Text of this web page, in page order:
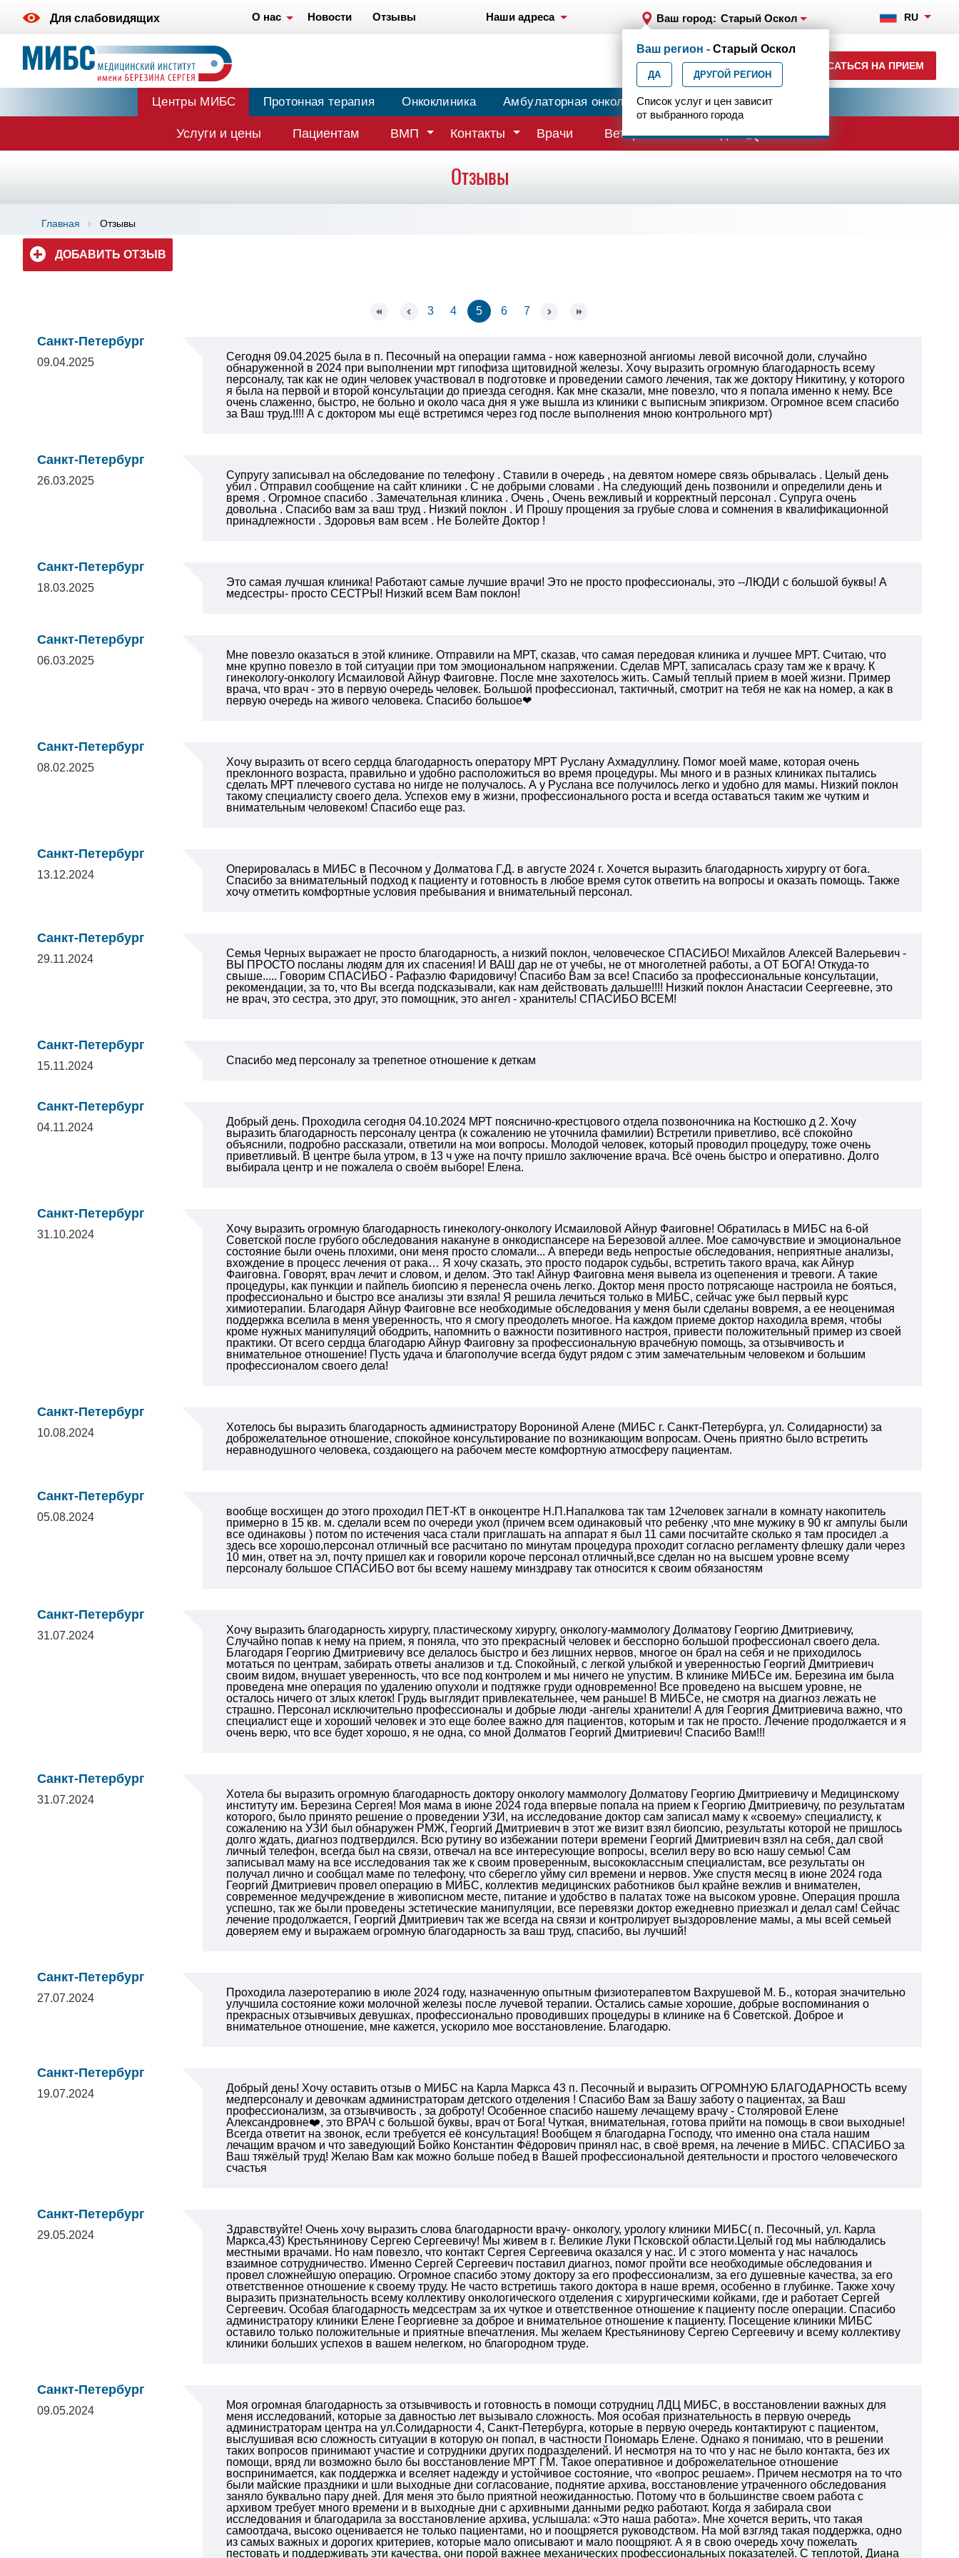
Для слабовидящих О нас Новости Отзывы Наши адреса Ваш город: Старый Оскол RU
+7 920 555-47-07
ежедн. 7.00-23.00
ЗАПИСАТЬСЯ НА ПРИЕМ
Ваш регион - Старый Оскол
ДА ДРУГОЙ РЕГИОН
Список услуг и цен зависит
от выбранного города
Центры МИБС Протонная терапия Онкоклиника Амбулаторная онкология Центр эпилептологии
Услуги и цены Пациентам ВМП Контакты Врачи Ветеранам боевых действий
Отзывы
Главная Отзывы
ДОБАВИТЬ ОТЗЫВ
3 4 5 6 7
Санкт-Петербург
09.04.2025
Сегодня 09.04.2025 была в п. Песочный на операции гамма - нож кавернозной ангиомы левой височной доли, случайно
обнаруженной в 2024 при выполнении мрт гипофиза щитовидной железы. Хочу выразить огромную благодарность всему
персоналу, так как не один человек участвовал в подготовке и проведении самого лечения, так же доктору Никитину, у которого
я была на первой и второй консультации до приезда сегодня. Как мне сказали, мне повезло, что я попала именно к нему. Все
очень слаженно, быстро, не больно и около часа дня я уже вышла из клиники с выписным эпикризом. Огромное всем спасибо
за Ваш труд.!!!! А с доктором мы ещё встретимся через год после выполнения мною контрольного мрт)
Санкт-Петербург
26.03.2025
Супругу записывал на обследование по телефону . Ставили в очередь , на девятом номере связь обрывалась . Целый день
убил . Отправил сообщение на сайт клиники . С не добрыми словами . На следующий день позвонили и определили день и
время . Огромное спасибо . Замечательная клиника . Очень , Очень вежливый и корректный персонал . Супруга очень
довольна . Спасибо вам за ваш труд . Низкий поклон . И Прошу прощения за грубые слова и сомнения в квалификационной
принадлежности . Здоровья вам всем . Не Болейте Доктор !
Санкт-Петербург
18.03.2025
Это самая лучшая клиника! Работают самые лучшие врачи! Это не просто профессионалы, это --ЛЮДИ с большой буквы! А
медсестры- просто СЕСТРЫ! Низкий всем Вам поклон!
Санкт-Петербург
06.03.2025
Мне повезло оказаться в этой клинике. Отправили на МРТ, сказав, что самая передовая клиника и лучшее МРТ. Считаю, что
мне крупно повезло в той ситуации при том эмоциональном напряжении. Сделав МРТ, записалась сразу там же к врачу. К
гинекологу-онкологу Исмаиловой Айнур Фаиговне. После мне захотелось жить. Самый теплый прием в моей жизни. Пример
врача, что врач - это в первую очередь человек. Большой профессионал, тактичный, смотрит на тебя не как на номер, а как в
первую очередь на живого человека. Спасибо большое❤
Санкт-Петербург
08.02.2025
Хочу выразить от всего сердца благодарность оператору МРТ Руслану Ахмадуллину. Помог моей маме, которая очень
преклонного возраста, правильно и удобно расположиться во время процедуры. Мы много и в разных клиниках пытались
сделать МРТ плечевого сустава но нигде не получалось. А у Руслана все получилось легко и удобно для мамы. Низкий поклон
такому специалисту своего дела. Успехов ему в жизни, профессионального роста и всегда оставаться таким же чутким и
внимательным человеком! Спасибо еще раз.
Санкт-Петербург
13.12.2024 Оперировалась в МИБС в Песочном у Долматова Г.Д. в августе 2024 г. Хочется выразить благодарность хирургу от бога.
Спасибо за внимательный подход к пациенту и готовность в любое время суток ответить на вопросы и оказать помощь. Также
хочу отметить комфортные условия пребывания и внимательный персонал.
Санкт-Петербург
29.11.2024
Семья Черных выражает не просто благодарность, а низкий поклон, человеческое СПАСИБО! Михайлов Алексей Валерьевич -
ВЫ ПРОСТО посланы людям для их спасения! И ВАШ дар не от учебы, не от многолетней работы, а ОТ БОГА! Откуда-то
свыше..... Говорим СПАСИБО - Рафаэлю Фаридовичу! Спасибо Вам за все! Спасибо за профессиональные консультации,
рекомендации, за то, что Вы всегда подсказывали, как нам действовать дальше!!!! Низкий поклон Анастасии Сеергеевне, это
не врач, это сестра, это друг, это помощник, это ангел - хранитель! СПАСИБО ВСЕМ!
Санкт-Петербург
15.11.2024 Спасибо мед персоналу за трепетное отношение к деткам
Санкт-Петербург
04.11.2024
Добрый день. Проходила сегодня 04.10.2024 МРТ пояснично-крестцового отдела позвоночника на Костюшко д 2. Хочу
выразить благодарность персоналу центра (к сожалению не уточнила фамилии) Встретили приветливо, всё спокойно
объяснили, подробно рассказали, ответили на мои вопросы. Молодой человек, который проводил процедуру, тоже очень
приветливый. В центре была утром, в 13 ч уже на почту пришло заключение врача. Всё очень быстро и оперативно. Долго
выбирала центр и не пожалела о своём выборе! Елена.
Санкт-Петербург
31.10.2024
Хочу выразить огромную благодарность гинекологу-онкологу Исмаиловой Айнур Фаиговне! Обратилась в МИБС на 6-ой
Советской после грубого обследования накануне в онкодиспансере на Березовой аллее. Мое самочувствие и эмоциональное
состояние были очень плохими, они меня просто сломали... А впереди ведь непростые обследования, неприятные анализы,
вхождение в процесс лечения от рака… Я хочу сказать, это просто подарок судьбы, встретить такого врача, как Айнур
Фаиговна. Говорят, врач лечит и словом, и делом. Это так! Айнур Фаиговна меня вывела из оцепенения и тревоги. А такие
процедуры, как пункции и пайпель биопсию я перенесла очень легко. Доктор меня просто потрясающе настроила не бояться,
профессионально и быстро все анализы эти взяла! Я решила лечиться только в МИБС, сейчас уже был первый курс
химиотерапии. Благодаря Айнур Фаиговне все необходимые обследования у меня были сделаны вовремя, а ее неоценимая
поддержка вселила в меня уверенность, что я смогу преодолеть многое. На каждом приеме доктор находила время, чтобы
кроме нужных манипуляций ободрить, напомнить о важности позитивного настроя, привести положительный пример из своей
практики. От всего сердца благодарю Айнур Фаиговну за профессиональную врачебную помощь, за отзывчивость и
внимательное отношение! Пусть удача и благополучие всегда будут рядом с этим замечательным человеком и большим
профессионалом своего дела!
Санкт-Петербург
10.08.2024
Хотелось бы выразить благодарность администратору Ворониной Алене (МИБС г. Санкт-Петербурга, ул. Солидарности) за
доброжелательное отношение, спокойное консультирование по возникающим вопросам. Очень приятно было встретить
неравнодушного человека, создающего на рабочем месте комфортную атмосферу пациентам.
Санкт-Петербург
05.08.2024
вообще восхищен до этого проходил ПЕТ-КТ в онкоцентре Н.П.Напалкова так там 12человек загнали в комнату накопитель
примерно в 15 кв. м. сделали всем по очереди укол (причем всем одинаковый что ребенку ,что мне мужику в 90 кг ампулы были
все одинаковы ) потом по истечения часа стали приглашать на аппарат я был 11 сами посчитайте сколько я там просидел .а
здесь все хорошо,персонал отличный все расчитано по минутам процедура проходит согласно регламенту флешку дали через
10 мин, ответ на эл, почту пришел как и говорили короче персонал отличный,все сделан но на высшем уровне всему
персоналу большое СПАСИБО вот бы всему нашему минздраву так относится к своим обязаностям
Санкт-Петербург
31.07.2024
Хочу выразить благодарность хирургу, пластическому хирургу, онкологу-маммологу Долматову Георгию Дмитриевичу,
Случайно попав к нему на прием, я поняла, что это прекрасный человек и бесспорно большой профессионал своего дела.
Благодаря Георгию Дмитриевичу все делалось быстро и без лишних нервов, многое он брал на себя и не приходилось
мотаться по центрам, забирать ответы анализов и т.д. Спокойный, с легкой улыбкой и уверенностью Георгий Дмитриевич
своим видом, внушает уверенность, что все под контролем и мы ничего не упустим. В клинике МИБСе им. Березина им была
проведена мне операция по удалению опухоли и подтяжке груди одновременно! Все проведено на высшем уровне, не
осталось ничего от злых клеток! Грудь выглядит привлекательнее, чем раньше! В МИБСе, не смотря на диагноз лежать не
страшно. Персонал исключительно профессионалы и добрые люди -ангелы хранители! А для Георгия Дмитриевича важно, что
специалист еще и хороший человек и это еще более важно для пациентов, которым и так не просто. Лечение продолжается и я
очень верю, что все будет хорошо, я не одна, со мной Долматов Георгий Дмитриевич! Спасибо Вам!!!
Санкт-Петербург
31.07.2024
Хотела бы выразить огромную благодарность доктору онкологу маммологу Долматову Георгию Дмитриевичу и Медицинскому
институту им. Березина Сергея! Моя мама в июне 2024 года впервые попала на прием к Георгию Дмитриевичу, по результатам
которого, было принято решение о проведении УЗИ, на исследование доктор сам записал маму к «своему» специалисту, к
сожалению на УЗИ был обнаружен РМЖ, Георгий Дмитриевич в этот же визит взял биопсию, результаты которой не пришлось
долго ждать, диагноз подтвердился. Всю рутину во избежании потери времени Георгий Дмитриевич взял на себя, дал свой
личный телефон, всегда был на связи, отвечал на все интересующие вопросы, вселил веру во всю нашу семью! Сам
записывал маму на все исследования так же к своим проверенным, высококлассным специалистам, все результаты он
получал лично и сообщал маме по телефону, что сберегло уйму сил времени и нервов. Уже спустя месяц в июне 2024 года
Георгий Дмитриевич провел операцию в МИБС, коллектив медицинских работников был крайне вежлив и внимателен,
современное медучреждение в живописном месте, питание и удобство в палатах тоже на высоком уровне. Операция прошла
успешно, так же были проведены эстетические манипуляции, все перевязки доктор ежедневно приезжал и делал сам! Сейчас
лечение продолжается, Георгий Дмитриевич так же всегда на связи и контролирует выздоровление мамы, а мы всей семьей
доверяем ему и выражаем огромную благодарность за ваш труд, спасибо, вы лучший!
Санкт-Петербург
27.07.2024
Проходила лазеротерапию в июле 2024 году, назначенную опытным физиотерапевтом Вахрушевой М. Б., которая значительно
улучшила состояние кожи молочной железы после лучевой терапии. Остались самые хорошие, добрые воспоминания о
прекрасных отзывчивых девушках, профессионально проводивших процедуры в клинике на 6 Советской. Доброе и
внимательное отношение, мне кажется, ускорило мое восстановление. Благодарю.
Санкт-Петербург
19.07.2024
Добрый день! Хочу оставить отзыв о МИБС на Карла Маркса 43 п. Песочный и выразить ОГРОМНУЮ БЛАГОДАРНОСТЬ всему
медперсоналу и девочкам администраторам детского отделения ! Спасибо Вам за Вашу заботу о пациентах, за Ваш
профессионализм, за отзывчивость , за доброту! Особенное спасибо нашему лечащему врачу - Столяровой Елене
Александровне❤️, это ВРАЧ с большой буквы, врач от Бога! Чуткая, внимательная, готова прийти на помощь в свои выходные!
Всегда ответит на звонок, если требуется её консультация! Вообщем я благодарна Господу, что именно она стала нашим
лечащим врачом и что заведующий Бойко Константин Фёдорович принял нас, в своё время, на лечение в МИБС. СПАСИБО за
Ваш тяжёлый труд! Желаю Вам как можно больше побед в Вашей профессиональной деятельности и простого человеческого
счастья
Санкт-Петербург
29.05.2024
Здравствуйте! Очень хочу выразить слова благодарности врачу- онкологу, урологу клиники МИБС( п. Песочный, ул. Карла
Маркса,43) Крестьянинову Сергею Сергеевичу! Мы живем в г. Великие Луки Псковской области.Целый год мы наблюдались
местными врачами. Но нам повезло, что контакт Сергея Сергеевича оказался у нас. И с этого момента у нас началось
взаимное сотрудничество. Именно Сергей Сергеевич поставил диагноз, помог пройти все необходимые обследования и
провел сложнейшую операцию. Огромное спасибо этому доктору за его профессионализм, за его душевные качества, за его
ответственное отношение к своему труду. Не часто встретишь такого доктора в наше время, особенно в глубинке. Также хочу
выразить признательность всему коллективу онкологического отделения с хирургическими койками, где и работает Сергей
Сергеевич. Особая благодарность медсестрам за их чуткое и ответственное отношение к пациенту после операции. Спасибо
администратору клиники Елене Георгиевне за доброе и внимательное отношение к пациенту. Посещение клиники МИБС
оставило только положительные и приятные впечатления. Мы желаем Крестьянинову Сергею Сергеевичу и всему коллективу
клиники больших успехов в вашем нелегком, но благородном труде.
Санкт-Петербург
09.05.2024
Моя огромная благодарность за отзывчивость и готовность в помощи сотрудниц ЛДЦ МИБС, в восстановлении важных для
меня исследований, которые за давностью лет вызывало сложность. Моя особая признательность в первую очередь
администраторам центра на ул.Солидарности 4, Санкт-Петербурга, которые в первую очередь контактируют с пациентом,
выслушивая всю сложность ситуации в которую он попал, в частности Пономарь Елене. Однако я понимаю, что в решении
таких вопросов принимают участие и сотрудники других подразделений. И несмотря на то что у нас не было контакта, без их
помощи, вряд ли возможно было бы восстановление МРТ ГМ. Такое оперативное и доброжелательное отношение
воспринимается, как поддержка и вселяет надежду и устойчивое состояние, что «вопрос решаем». Причем несмотря на то что
были майские праздники и шли выходные дни согласование, поднятие архива, восстановление утраченного обследования
заняло буквально пару дней. Для меня это было приятной неожиданностью. Потому что в большинстве своем работа с
архивом требует много времени и в выходные дни с архивными данными редко работают. Когда я забирала свои
исследования и благодарила за восстановление архива, услышала: «Это наша работа». Мне хочется верить, что такая
самоотдача, высоко оценивается не только пациентами, но и поощряется руководством. На мой взгляд такая поддержка, одно
из самых важных и дорогих критериев, которые мало описывают и мало поощряют. А я в свою очередь хочу пожелать
пестовать и поддерживать эти качества, они порой важнее механических профессиональных показателей. С теплотой, Диана